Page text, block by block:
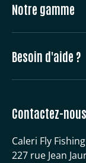
Notre gamme
Besoin d'aide ?
Contactez-nous
Caleri Fly Fishing
227 rue Jean